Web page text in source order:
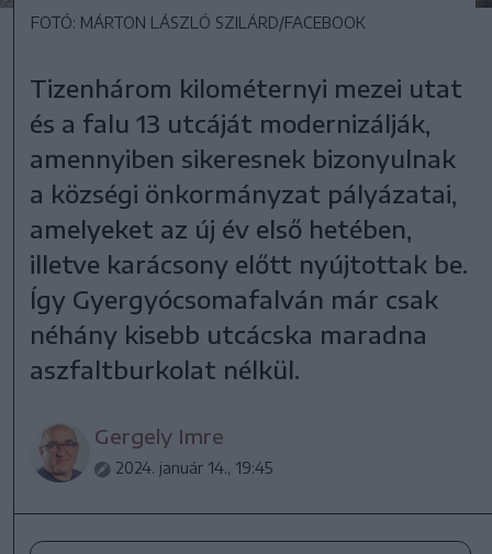
FOTÓ: MÁRTON LÁSZLÓ SZILÁRD/FACEBOOK
Tizenhárom kilométernyi mezei utat
és a falu 13 utcáját modernizálják,
amennyiben sikeresnek bizonyulnak
a községi önkormányzat pályázatai,
amelyeket az új év első hetében,
illetve karácsony előtt nyújtottak be.
Így Gyergyócsomafalván már csak
néhány kisebb utcácska maradna
aszfaltburkolat nélkül.
Gergely Imre
2024. január 14., 19:45